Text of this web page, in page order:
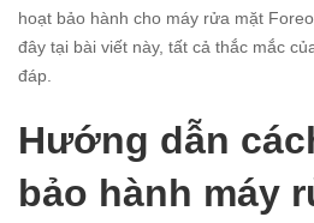
hoạt bảo hành cho máy rửa mặt
đây tại bài viết này, tất cả thắc mắc
đáp.
Hướng dẫn
bảo hành máy